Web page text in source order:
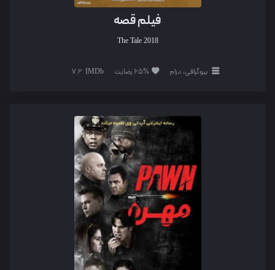
فیلم قصه
The Tale 2018
بیوگرافی، درام 65% رضایت 7.2